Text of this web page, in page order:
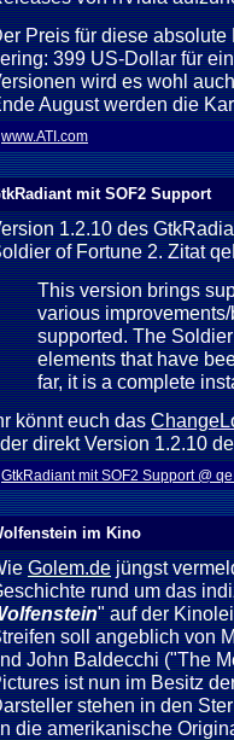
Preis für diese
399 US-Dollar für
wird es wohl
August werden die
www.ATI.com
mit SOF2 Support
1.2.10 des
of Fortune 2. Zitat
This version brings
various
supported. The
elements that have
far, it is a complete
könnt euch das
direkt Version 1.2.10
GtkRadiant mit SOF2 Support @
im Kino
Golem.dejüngst
rund um das
" auf der
soll angeblich von
John Baldecchi ("The
ist nun im Besitz
stehen in den
die amerikanische